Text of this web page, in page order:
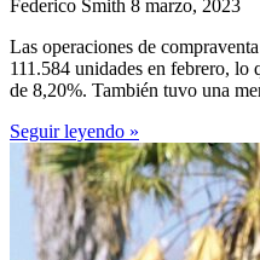
Federico Smith 8 marzo, 2023
Las operaciones de
111.584 unidades en febrero, lo
de 8,20%. También tuvo una
Seguir leyendo »